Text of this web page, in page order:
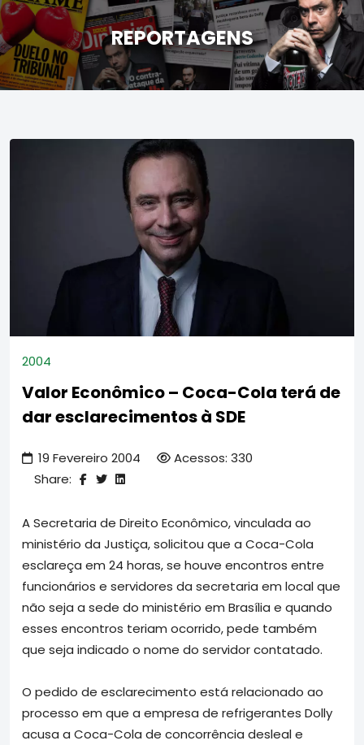
REPORTAGENS
2004
Valor Econômico – Coca-Cola terá de
dar esclarecimentos à SDE
19 Fevereiro 2004
Acessos: 330
Share:
A Secretaria de Direito Econômico, vinculada ao
ministério da Justiça, solicitou que a Coca-Cola
esclareça em 24 horas, se houve encontros entre
funcionários e servidores da secretaria em local que
não seja a sede do ministério em Brasília e quando
esses encontros teriam ocorrido, pede também
que seja indicado o nome do servidor contatado.
O pedido de esclarecimento está relacionado ao
processo em que a empresa de refrigerantes Dolly
acusa a Coca-Cola de concorrência desleal e